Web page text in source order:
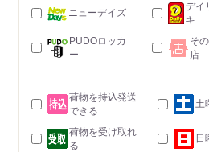
ニューデイズ
デイ
キ
PUDOロッカ
ー
そ
店
荷物を持込発送
できる
土
荷物を受け取れ
る
日